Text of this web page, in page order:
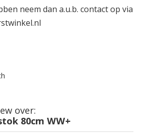
neem dan a.u.b. contact op via
over:
80cm WW+